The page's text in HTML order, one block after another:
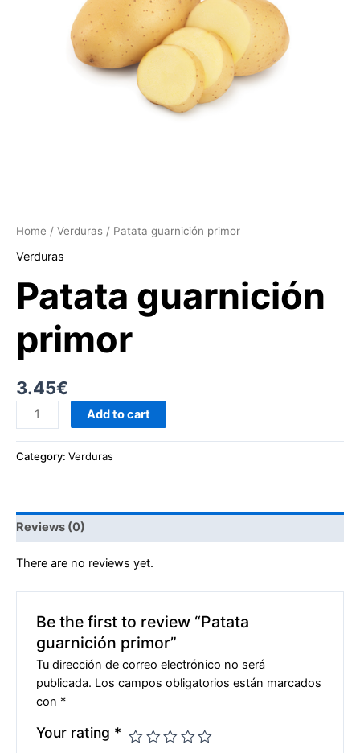
Home / Verduras / Patata guarnición primor
Verduras
Patata guarnición
primor
3.45€
Add to cart
Category: Verduras
Reviews (0)
There are no reviews yet.
Be the first to review “Patata
guarnición primor”
Tu dirección de correo electrónico no será
publicada. Los campos obligatorios están marcados
con *
Your rating *